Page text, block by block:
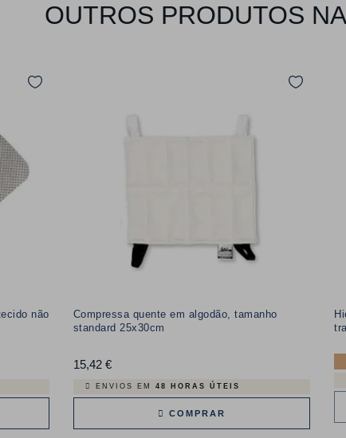
OUTROS PRODUTOS
não
Compressa quente em algodão, tamanho
standard 25x30cm
15,42 €Preço
ENVIOS EM 48 HORAS ÚTEIS
COMPRAR